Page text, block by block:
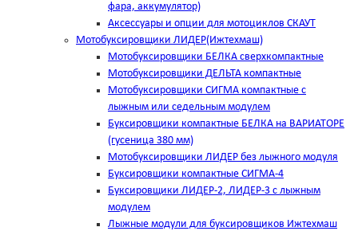
фара, аккумулятор)
Аксессуары и опции для мотоциклов СКАУТ
Мотобуксировщики ЛИДЕР(Ижтехмаш)
Мотобуксировщики БЕЛКА сверхкомпактные
Мотобуксировщики ДЕЛЬТА компактные
Мотобуксировщики СИГМА компактные с
лыжным или седельным модулем
Буксировщики компактные БЕЛКА на ВАРИАТОРЕ
(гусеница 380 мм)
Мотобуксировщики ЛИДЕР без лыжного модуля
Буксировщики компактные СИГМА-4
Буксировщики ЛИДЕР-2, ЛИДЕР-3 c лыжным
модулем
Лыжные модули для буксировщиков Ижтехмаш